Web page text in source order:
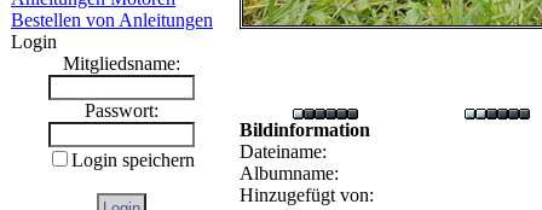
Bestellen von Anleitungen
Login
Mitgliedsname:
Passwort:
Login speichern
Bildinformation
Dateiname:
Albumname:
Hinzugefügt von: